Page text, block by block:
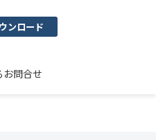
ンロード
お問合せ